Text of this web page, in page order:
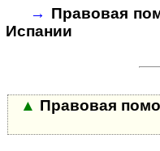
→ Правовая
Испа­нии
▲ Правовая